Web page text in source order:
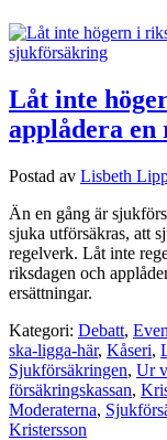
Låt inte
applådera
Postad av Lisbeth
Än en gång är
sjuka utförsäkras, att
regelverk. Låt inte
riksdagen och
ersättningar.
Kategori: Debatt,
ska-ligga-här, Kåseri,
Sjukförsäkringen, Ur
försäkringskassan,
Moderaterna,
Kristersson